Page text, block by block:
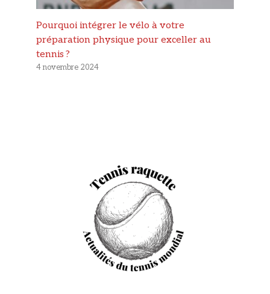
Pourquoi intégrer le vélo à votre
préparation physique pour exceller au
tennis ?
4 novembre 2024